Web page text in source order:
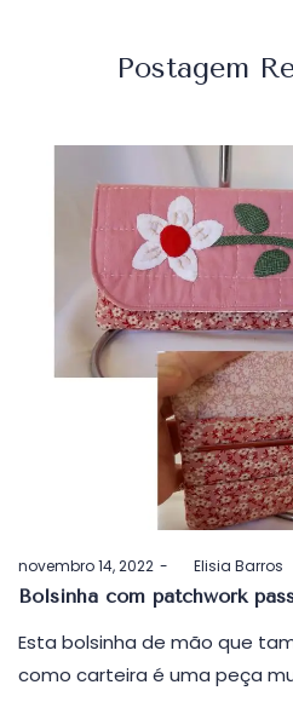
Postagem
Postado
em
novembro 14, 2022 byElisia Barros
Bolsinha com patchwork
Esta bolsinha de mão que
como carteira é uma peça